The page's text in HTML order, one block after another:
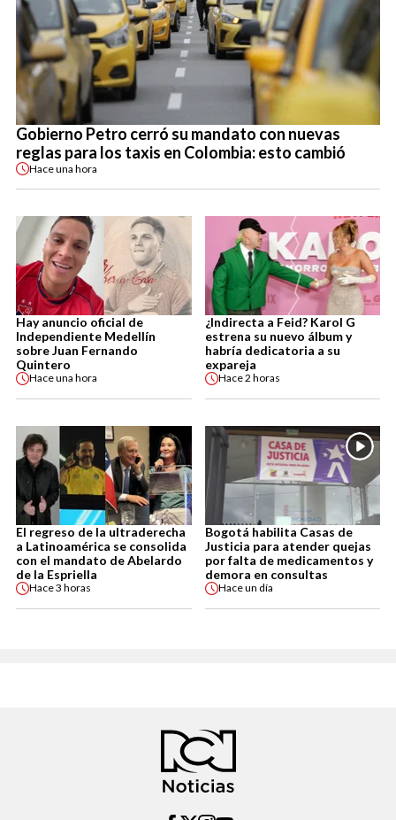
Gobierno Petro cerró su mandato con nuevas
reglas para los taxis en Colombia: esto cambió
Haceuna hora
Hay anuncio oficial de
Independiente Medellín
sobre Juan Fernando
Quintero
Haceuna hora
¿Indirecta a Feid? Karol G
estrena su nuevo álbum y
habría dedicatoria a su
expareja
Hace2 horas
El regreso de la ultraderecha
a Latinoamérica se consolida
con el mandato de Abelardo
de la Espriella
Hace3 horas
Bogotá habilita Casas de
Justicia para atender quejas
por falta de medicamentos y
demora en consultas
Haceun día